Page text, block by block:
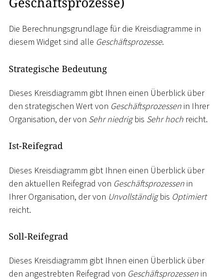
Die Berechnungsgrundlage für die Kreisdiagramme in
diesem Widget sind alle Geschäftsprozesse.
Strategische Bedeutung
Dieses Kreisdiagramm gibt Ihnen einen Überblick über
den strategischen Wert von Geschäftsprozessen in Ihrer
Organisation, der von Sehr niedrigbis Sehr hoch reicht.
Ist-Reifegrad
Dieses Kreisdiagramm gibt Ihnen einen Überblick über
den aktuellen Reifegrad von Geschäftsprozessen in
Ihrer Organisation, der von Unvollständigbis Optimiert
reicht.
Soll-Reifegrad
Dieses Kreisdiagramm gibt Ihnen einen Überblick über
den angestrebten Reifegrad von Geschäftsprozessen in